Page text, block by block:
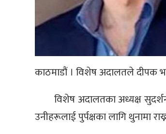
काठमाडौं । विशेष अदालतले दीपक
विशेष अदालतका अध्यक्ष
उनीहरूलाई पुर्पक्षका लागि थुनामा